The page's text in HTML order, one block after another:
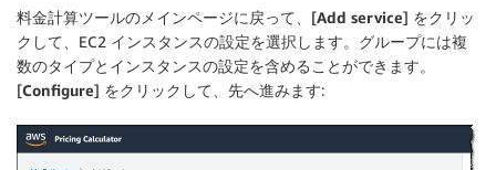
料金計算ツールのメインページに戻って、[Add service] をクリッ
クして、EC2 インスタンスの設定を選択します。グループには複
数のタイプとインスタンスの設定を含めることができます。
[Configure] をクリックして、先へ進みます: